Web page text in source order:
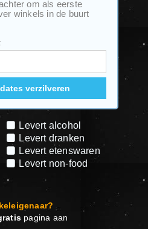
om als eerste
winkels in de buurt
Levert alcohol
Levert dranken
Levert etenswaren
Levert non-food
pagina aan